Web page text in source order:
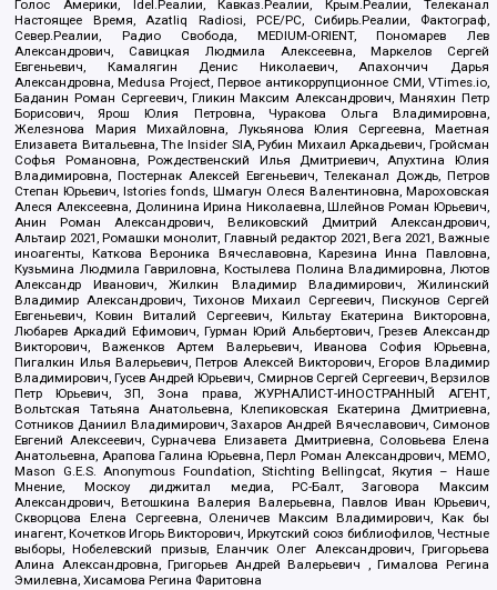
Голос Америки, Idel.Реалии, Кавказ.Реалии, Крым.Реалии, Телеканал
Настоящее Время, Azatliq Radiosi, PCE/PC, Сибирь.Реалии, Фактограф,
Север.Реалии, Радио Свобода, MEDIUM-ORIENT, Пономарев Лев
Александрович, Савицкая Людмила Алексеевна, Маркелов Сергей
Евгеньевич, Камалягин Денис Николаевич, Апахончич Дарья
Александровна, Medusa Project, Первое антикоррупционное СМИ, VTimes.io,
Баданин Роман Сергеевич, Гликин Максим Александрович, Маняхин Петр
Борисович, Ярош Юлия Петровна, Чуракова Ольга Владимировна,
Железнова Мария Михайловна, Лукьянова Юлия Сергеевна, Маетная
Елизавета Витальевна, The Insider SIA, Рубин Михаил Аркадьевич, Гройсман
Софья Романовна, Рождественский Илья Дмитриевич, Апухтина Юлия
Владимировна, Постернак Алексей Евгеньевич, Телеканал Дождь, Петров
Степан Юрьевич, Istories fonds, Шмагун Олеся Валентиновна, Мароховская
Алеся Алексеевна, Долинина Ирина Николаевна, Шлейнов Роман Юрьевич,
Анин Роман Александрович, Великовский Дмитрий Александрович,
Альтаир 2021, Ромашки монолит, Главный редактор 2021, Вега 2021, Важные
иноагенты, Каткова Вероника Вячеславовна, Карезина Инна Павловна,
Кузьмина Людмила Гавриловна, Костылева Полина Владимировна, Лютов
Александр Иванович, Жилкин Владимир Владимирович, Жилинский
Владимир Александрович, Тихонов Михаил Сергеевич, Пискунов Сергей
Евгеньевич, Ковин Виталий Сергеевич, Кильтау Екатерина Викторовна,
Любарев Аркадий Ефимович, Гурман Юрий Альбертович, Грезев Александр
Викторович, Важенков Артем Валерьевич, Иванова София Юрьевна,
Пигалкин Илья Валерьевич, Петров Алексей Викторович, Егоров Владимир
Владимирович, Гусев Андрей Юрьевич, Смирнов Сергей Сергеевич, Верзилов
Петр Юрьевич, ЗП, Зона права, ЖУРНАЛИСТ-ИНОСТРАННЫЙ АГЕНТ,
Вольтская Татьяна Анатольевна, Клепиковская Екатерина Дмитриевна,
Сотников Даниил Владимирович, Захаров Андрей Вячеславович, Симонов
Евгений Алексеевич, Сурначева Елизавета Дмитриевна, Соловьева Елена
Анатольевна, Арапова Галина Юрьевна, Перл Роман Александрович, МЕМО,
Mason G.E.S. Anonymous Foundation, Stichting Bellingcat, Якутия – Наше
Мнение, Москоу диджитал медиа, РС-Балт, Заговора Максим
Александрович, Ветошкина Валерия Валерьевна, Павлов Иван Юрьевич,
Скворцова Елена Сергеевна, Оленичев Максим Владимирович, Как бы
инагент, Кочетков Игорь Викторович, Иркутский союз библиофилов, Честные
выборы, Нобелевский призыв, Еланчик Олег Александрович, Григорьева
Алина Александровна, Григорьев Андрей Валерьевич , Гималова Регина
Эмилевна, Хисамова Регина Фаритовна